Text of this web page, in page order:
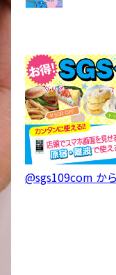
@sgs109com か